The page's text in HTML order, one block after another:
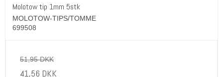
Molotow tip 1mm 5stk
MOLOTOW-TIPS/TOMME
699508
51,95 DKK
41,56 DKK